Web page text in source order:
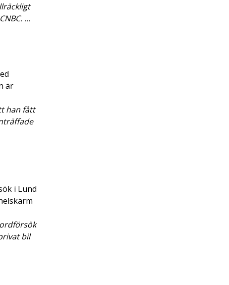
...
är
han fått
i Lund
bil